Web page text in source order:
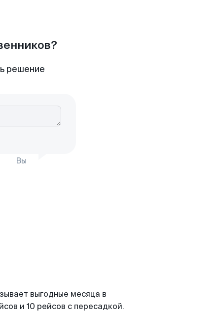
решение
Вы
выгодные месяца в
и 10 рейсов с пересадкой.